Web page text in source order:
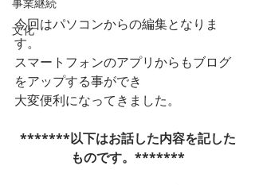
文化
今回はパソコンからの編集となりま
す。
スマートフォンのアプリからもブログ
をアップする事ができ
大変便利になってきました。
*******以下はお話した内容を記した
ものです。*******